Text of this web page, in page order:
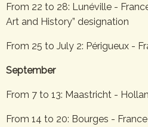
From 22 to 28: Lunéville -
Art and History” designation
From 25 to July 2: Périgueux -
September
From 7 to 13: Maastricht -
From 14 to 20: Bourges -